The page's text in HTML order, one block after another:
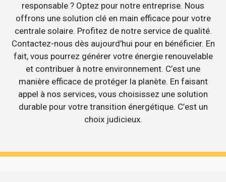
responsable ? Optez pour notre entreprise. Nous
offrons une solution clé en main efficace pour votre
centrale solaire. Profitez de notre service de qualité.
Contactez-nous dès aujourd’hui pour en bénéficier. En
fait, vous pourrez générer votre énergie renouvelable
et contribuer à notre environnement. C’est une
manière efficace de protéger la planète. En faisant
appel à nos services, vous choisissez une solution
durable pour votre transition énergétique. C’est un
choix judicieux.